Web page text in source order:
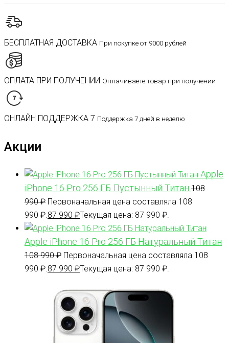
БЕСПЛАТНАЯ ДОСТАВКА При покупке от 9000 рублей
ОПЛАТА ПРИ ПОЛУЧЕНИИ Оплачиваете товар при получении
ОНЛАЙН ПОДДЕРЖКА 7 Поддержка 7 дней в неделю
Акции
Apple
iPhone 16 Pro 256 ГБ Пустынный Титан 108
990₽ Первоначальная цена составляла 108
990 ₽. 87 990 ₽Текущая цена: 87 990 ₽.
Apple iPhone 16 Pro 256 ГБ Натуральный Титан
108 990₽ Первоначальная цена составляла 108
990 ₽. 87 990 ₽Текущая цена: 87 990 ₽.